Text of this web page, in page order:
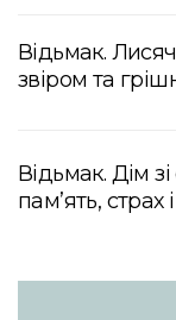
Відьмак.
звіром та
Відьмак. Дім
пам’ять, страх